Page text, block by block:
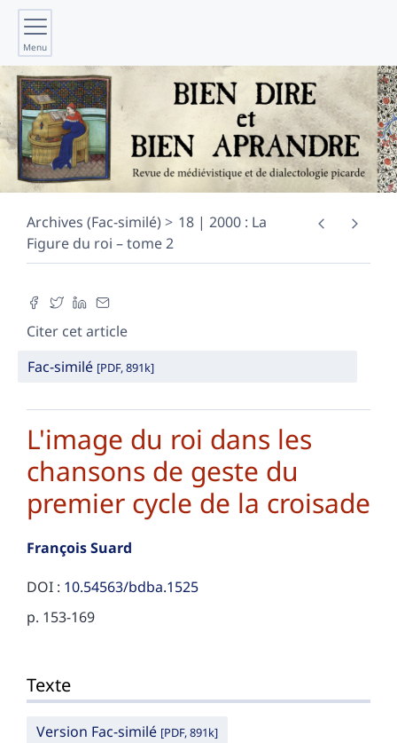
Menu
Archives (Fac-similé)
18 | 2000 : La
Figure du roi – tome 2
Citer cet article
Fac-similé [PDF, 891k]
L'image du roi dans les
chansons de geste du
premier cycle de la croisade
FrançoisSuard
DOI : 10.54563/bdba.1525
p. 153-169
Citer cet article
Auteur
Texte
Version Fac-similé [PDF, 891k]